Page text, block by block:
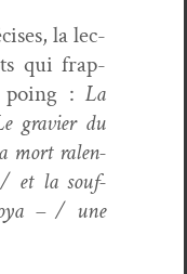
la lec­
qui frap­
poing :La
gravier du
mort ralen­
/ et la souf­
– / une